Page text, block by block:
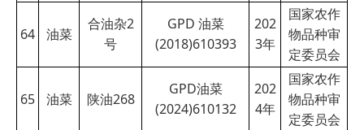
64 油菜
合油杂2
号
GPD 油菜
(2018)610393
202
3年
国家农作
物品种审
定委员会
65 油菜 陕油268
GPD油菜
(2024)610132
202
4年
国家农作
物品种审
定委员会